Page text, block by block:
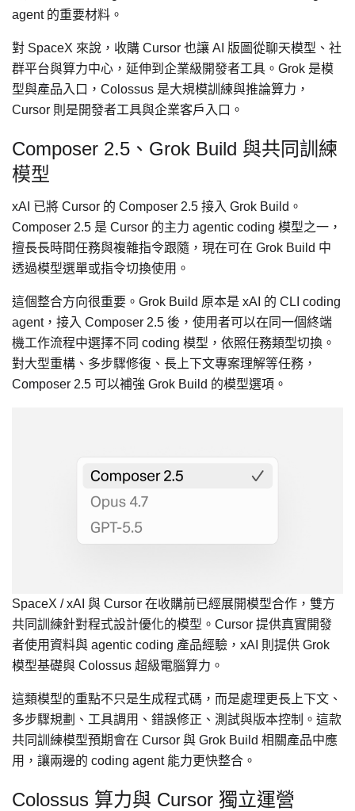
agent 的重要材料。
對 SpaceX 來說，收購 Cursor 也讓 AI 版圖從聊天模型、社
群平台與算力中心，延伸到企業級開發者工具。Grok 是模
型與產品入口，Colossus 是大規模訓練與推論算力，
Cursor 則是開發者工具與企業客戶入口。
Composer 2.5、Grok Build 與共同訓練
模型
xAI 已將 Cursor 的 Composer 2.5 接入 Grok Build。
Composer 2.5 是 Cursor 的主力 agentic coding 模型之一，
擅長長時間任務與複雜指令跟隨，現在可在 Grok Build 中
透過模型選單或指令切換使用。
這個整合方向很重要。Grok Build 原本是 xAI 的 CLI coding
agent，接入 Composer 2.5 後，使用者可以在同一個終端
機工作流程中選擇不同 coding 模型，依照任務類型切換。
對大型重構、多步驟修復、長上下文專案理解等任務，
Composer 2.5 可以補強 Grok Build 的模型選項。
SpaceX / xAI 與 Cursor 在收購前已經展開模型合作，雙方
共同訓練針對程式設計優化的模型。Cursor 提供真實開發
者使用資料與 agentic coding 產品經驗，xAI 則提供 Grok
模型基礎與 Colossus 超級電腦算力。
這類模型的重點不只是生成程式碼，而是處理更長上下文、
多步驟規劃、工具調用、錯誤修正、測試與版本控制。這款
共同訓練模型預期會在 Cursor 與 Grok Build 相關產品中應
用，讓兩邊的 coding agent 能力更快整合。
Colossus 算力與 Cursor 獨立運營